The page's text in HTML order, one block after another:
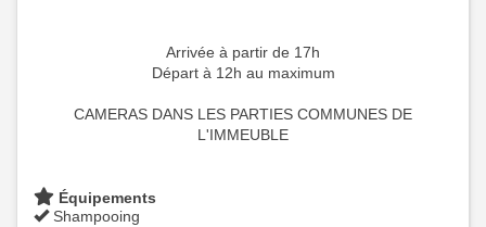
Arrivée à partir de 17h
Départ à 12h au maximum
CAMERAS DANS LES PARTIES COMMUNES DE
L'IMMEUBLE
Équipements
Shampooing